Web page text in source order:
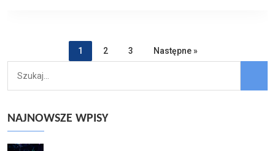
1 2 3 Następne »
NAJNOWSZE WPISY